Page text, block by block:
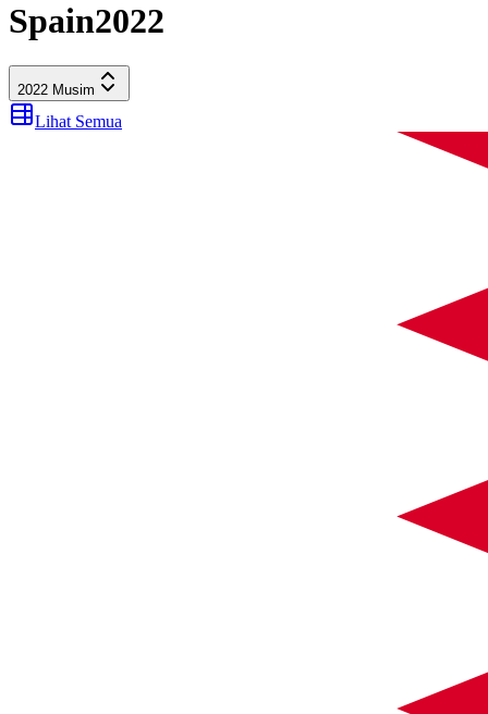
Spain2022
2022 Musim
Lihat Semua